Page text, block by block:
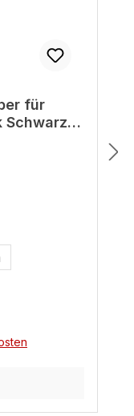
für
Schwarz